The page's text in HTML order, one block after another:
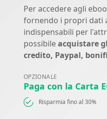
Per accedere agli
fornendo i propri dati
indispensabili per
possibileacquistare
credito, Paypal,
OPZIONALE
Paga con la Carta
Risparmia fino al 30%